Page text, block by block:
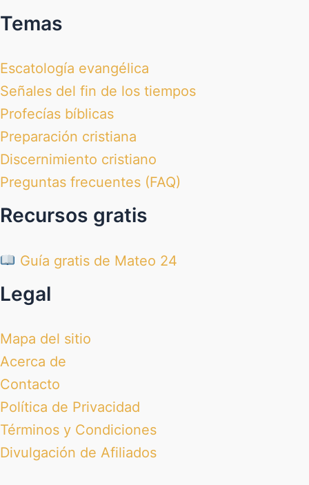
Temas
Escatología evangélica
Señales del fin de los tiempos
Profecías bíblicas
Preparación cristiana
Discernimiento cristiano
Preguntas frecuentes (FAQ)
Recursos gratis
Guía gratis de Mateo 24
Legal
Mapa del sitio
Acerca de
Contacto
Política de Privacidad
Términos y Condiciones
Divulgación de Afiliados